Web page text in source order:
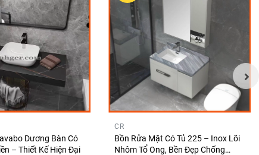
Dương Bàn Có
– Thiết Kế Hiện Đại
CR
Bồn Rửa Mặt Có Tủ 225 – Inox Lõi
Nhôm Tổ Ong, Bền Đẹp Chống